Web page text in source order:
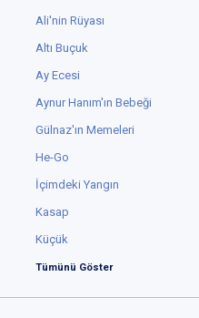
Ali'nin Rüyası
Altı Buçuk
Ay Ecesi
Aynur Hanım'ın Bebeği
Gülnaz'ın Memeleri
He-Go
İçimdeki Yangın
Kasap
Küçük
Tümünü Göster